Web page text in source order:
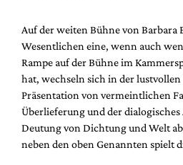
Auf der weiten Bühne von Barbara
Wesentlichen eine, wenn auch
Rampe auf der Bühne im
hat, wechseln sich in der
Präsentation von vermeintlichen
Überlieferung und der
Deutung von Dichtung und Welt
neben den oben Genannten spielt